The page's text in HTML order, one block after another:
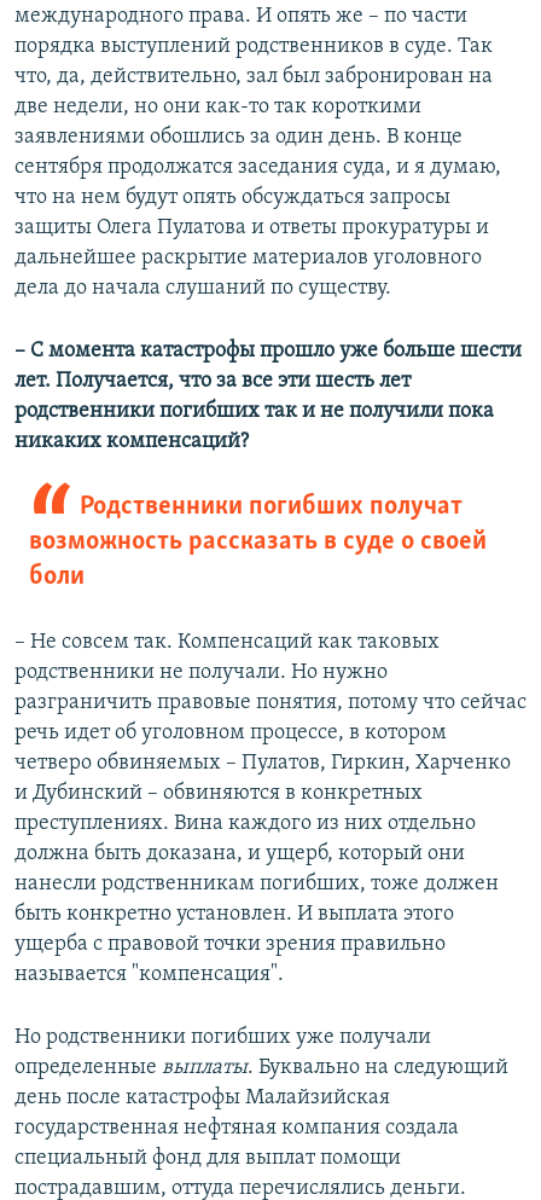
международного права. И опять же – по части
порядка выступлений родственников в суде. Так
что, да, действительно, зал был забронирован на
две недели, но они как-то так короткими
заявлениями обошлись за один день. В конце
сентября продолжатся заседания суда, и я думаю,
что на нем будут опять обсуждаться запросы
защиты Олега Пулатова и ответы прокуратуры и
дальнейшее раскрытие материалов уголовного
дела до начала слушаний по существу.
– С момента катастрофы прошло уже больше шести
лет. Получается, что за все эти шесть лет
родственники погибших так и не получили пока
никаких компенсаций?
Родственники погибших получат
возможность рассказать в суде о своей
боли
– Не совсем так. Компенсаций как таковых
родственники не получали. Но нужно
разграничить правовые понятия, потому что сейчас
речь идет об уголовном процессе, в котором
четверо обвиняемых – Пулатов, Гиркин, Харченко
и Дубинский – обвиняются в конкретных
преступлениях. Вина каждого из них отдельно
должна быть доказана, и ущерб, который они
нанесли родственникам погибших, тоже должен
быть конкретно установлен. И выплата этого
ущерба с правовой точки зрения правильно
называется "компенсация".
Но родственники погибших уже получали
определенные выплаты. Буквально на следующий
день после катастрофы Малайзийская
государственная нефтяная компания создала
специальный фонд для выплат помощи
пострадавшим, оттуда перечислялись деньги.